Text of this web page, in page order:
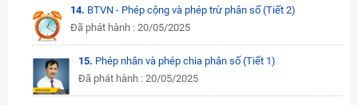
14. BTVN - Phép cộng và phép trừ phân số (Tiết 2)
Đã phát hành : 20/05/2025
15. Phép nhân và phép chia phân số (Tiết 1)
Đã phát hành : 20/05/2025